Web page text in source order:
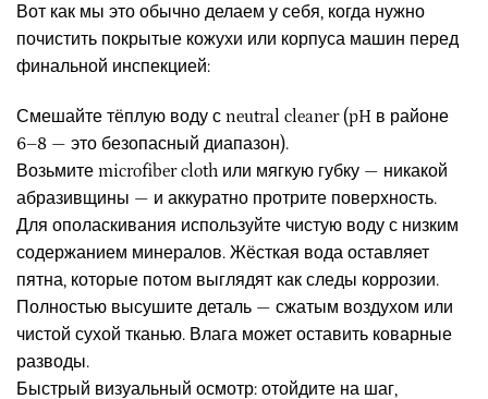
Вот как мы это обычно делаем у себя, когда нужно
почистить покрытые кожухи или корпуса машин перед
финальной инспекцией:
Смешайте тёплую воду с neutral cleaner (pH в районе
6–8 — это безопасный диапазон).
Возьмите microfiber cloth или мягкую губку — никакой
абразивщины — и аккуратно протрите поверхность.
Для ополаскивания используйте чистую воду с низким
содержанием минералов. Жёсткая вода оставляет
пятна, которые потом выглядят как следы коррозии.
Полностью высушите деталь — сжатым воздухом или
чистой сухой тканью. Влага может оставить коварные
разводы.
Быстрый визуальный осмотр: отойдите на шаг,